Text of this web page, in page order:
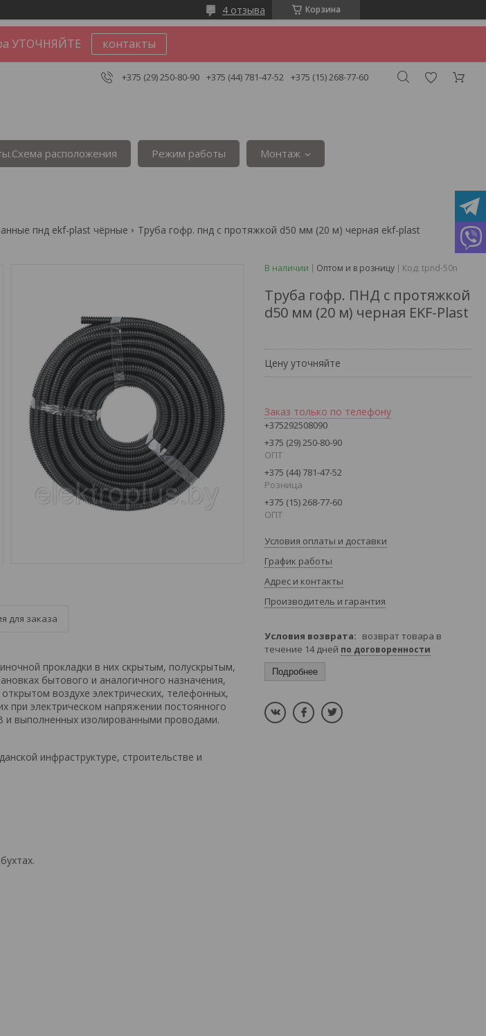
Корзина
4 отзыва
УТОЧНЯЙТЕ контакты
+375 (29) 250-80-90 +375 (44) 781-47-52 +375 (15) 268-77-60
расположения Режим работы Монтаж
пнд ekf-plast чёрные Труба гофр. пнд с протяжкой d50 мм (20 м) черная ekf-plast
для заказа
прокладки в них скрытым, полускрытым,
бытового и аналогичного назначения,
воздухе электрических, телефонных,
при электрическом напряжении постоянного
и выполненных изолированными проводами.
инфраструктуре, строительстве и
В наличии Оптом и в розницу Код: tpnd-50n
Труба гофр. ПНД с протяжкой
d50 мм (20 м) черная EKF-Plast
Цену уточняйте
Заказ только по телефону
+375292508090
+375 (29) 250-80-90
ОПТ
+375 (44) 781-47-52
Розница
+375 (15) 268-77-60
ОПТ
Условия оплаты и доставки
График работы
Адрес и контакты
Производитель и гарантия
возврат товара в
течение 14 дней по договоренности
Подробнее